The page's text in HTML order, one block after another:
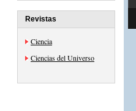
Revistas
Ciencia
Ciencias del Universo